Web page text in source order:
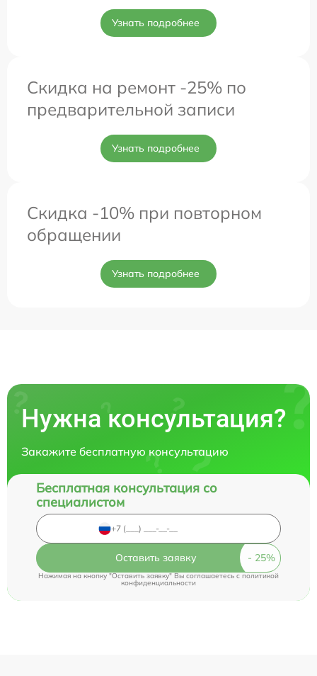
Узнать подробнее
Скидка на ремонт -25% по
предварительной записи
Узнать подробнее
Скидка -10% при повторном
обращении
Узнать подробнее
Нужна консультация?
Закажите бесплатную консультацию
Бесплатная консультация со
специалистом
Оставить заявку
Нажимая на кнопку "Оставить заявку" Вы соглашаетесь cполитикой
конфиденциальности